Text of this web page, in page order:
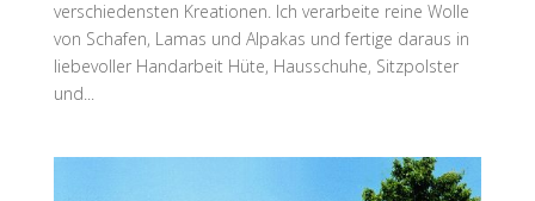
verschiedensten Kreationen. Ich verarbeite reine Wolle
von Schafen, Lamas und Alpakas und fertige daraus in
liebevoller Handarbeit Hüte, Hausschuhe, Sitzpolster
und...